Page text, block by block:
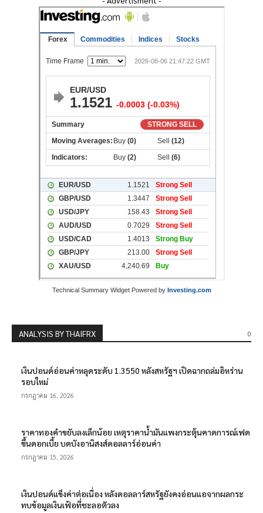
Technical Summary Widget Powered by Investing.com
0
ANALYSIS BY THAIFRX
เงินปอนด์อ่อนค่าหลุดระดับ 1.3550 หลังสหรัฐฯ เปิดฉากถล่มอิหร่าน
รอบใหม่
กรกฎาคม 16, 2026
ราคาทองคำขยับลงเล็กน้อย เหตุราคาน้ำมันแพงกระตุ้นคาดการณ์เฟด
ขึ้นดอกเบี้ย บดบังอานิสงส์ดอลลาร์อ่อนค่า
กรกฎาคม 15, 2026
เงินปอนด์แข็งค่าต่อเนื่อง หลังดอลลาร์สหรัฐยังคงอ่อนแอจากผลกระ
ทบข้อมูลเงินเฟ้อที่ชะลอตัวลง